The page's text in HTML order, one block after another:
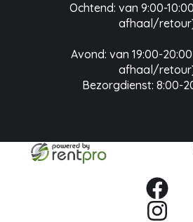
Ochtend: van 9:00-
afhaal/
Avond: van 19:00-
afhaal/
Bezorgdienst: 8:00-
facebook
instagram